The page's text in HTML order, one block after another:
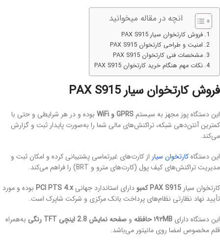
انچه در مقاله میخوانید
فروش کارتخوان سیار PAX S915
امنیت و طراحی کارتخوان PAX S915
مشخصات فنی کارتخوان PAX S915
نکات مهم هنگام خرید کارتخوان PAX S915
فروش کارتخوان سیار PAX S915
این دستگاه پوز مجهز به سیستمGPRS و WiFi
بوده و در هر شرایطی و حتی با
کمترین آنتن‌دهی شبکه، تراکنش‌های مالی شما را به‌صورت پایدار ثبت و گزارش
می‌کند.
این دستگاهکارتخوان سیار از کارت‌های غیرتماسی پشتیبانی کرده و امکان ثبت و
مدیریت تراکنش‌های کیف پول (کارت‌های مترو و BRT) را فراهم می‌کند.
کارتخوان سیار PAX S915 کمبو دارای استاندارد جهانی PCI PTS 4.x بوده و مورد
تأیید نهاد نظارتی نظام‌های پرداخت بانک مرکزی و شرکت شاپرک است.
این دستگاه دارای ۱۹۲MB حافظه و صفحه نمایش 2.8 اینچی TFT رنگی
به‌همراه
قلم مخصوص امضا روی مانیتور می‌باشد.